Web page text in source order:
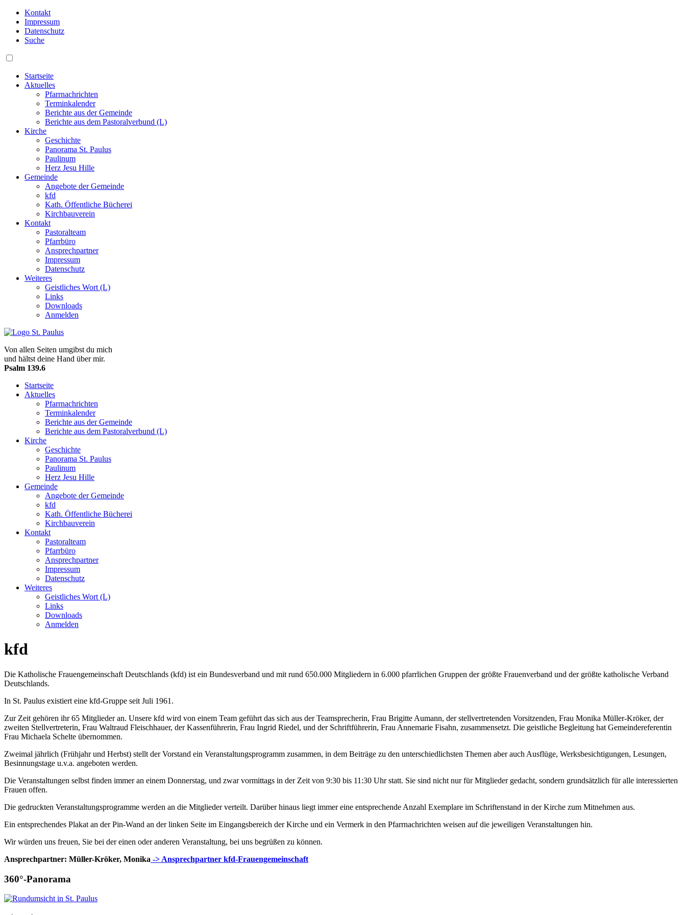
Kontakt
Impressum
Datenschutz
Suche
Startseite
Aktuelles
Pfarrnachrichten
Terminkalender
Berichte aus der Gemeinde
Berichte aus dem Pastoralverbund (L)
Kirche
Geschichte
Panorama St. Paulus
Paulinum
Herz Jesu Hille
Gemeinde
Angebote der Gemeinde
kfd
Kath. Öffentliche Bücherei
Kirchbauverein
Kontakt
Pastoralteam
Pfarrbüro
Ansprechpartner
Impressum
Datenschutz
Weiteres
Geistliches Wort (L)
Links
Downloads
Anmelden
Von allen Seiten umgibst du mich
und hältst deine Hand über mir.
Psalm 139.6
Startseite
Aktuelles
Pfarrnachrichten
Terminkalender
Berichte aus der Gemeinde
Berichte aus dem Pastoralverbund (L)
Kirche
Geschichte
Panorama St. Paulus
Paulinum
Herz Jesu Hille
Gemeinde
Angebote der Gemeinde
kfd
Kath. Öffentliche Bücherei
Kirchbauverein
Kontakt
Pastoralteam
Pfarrbüro
Ansprechpartner
Impressum
Datenschutz
Weiteres
Geistliches Wort (L)
Links
Downloads
Anmelden
kfd
Die Katholische Frauengemeinschaft Deutschlands (kfd) ist ein Bundesverband und mit rund 650.000 Mitgliedern in 6.000 pfarrlichen Gruppen der größte Frauenverband und der größte katholische Verband
Deutschlands.
In St. Paulus existiert eine kfd-Gruppe seit Juli 1961.
Zur Zeit gehören ihr 65 Mitglieder an. Unsere kfd wird von einem Team geführt das sich aus der Teamsprecherin, Frau Brigitte Aumann, der stellvertretenden Vorsitzenden, Frau Monika Müller-Kröker, der
zweiten Stellvertreterin, Frau Waltraud Fleischhauer, der Kassenführerin, Frau Ingrid Riedel, und der Schriftführerin, Frau Annemarie Fisahn, zusammensetzt. Die geistliche Begleitung hat Gemeindereferentin
Frau Michaela Schelte übernommen.
Zweimal jährlich (Frühjahr und Herbst) stellt der Vorstand ein Veranstaltungsprogramm zusammen, in dem Beiträge zu den unterschiedlichsten Themen aber auch Ausflüge, Werksbesichtigungen, Lesungen,
Besinnungstage u.v.a. angeboten werden.
Die Veranstaltungen selbst finden immer an einem Donnerstag, und zwar vormittags in der Zeit von 9:30 bis 11:30 Uhr statt. Sie sind nicht nur für Mitglieder gedacht, sondern grundsätzlich für alle interessierten
Frauen offen.
Die gedruckten Veranstaltungsprogramme werden an die Mitglieder verteilt. Darüber hinaus liegt immer eine entsprechende Anzahl Exemplare im Schriftenstand in der Kirche zum Mitnehmen aus.
Ein entsprechendes Plakat an der Pin-Wand an der linken Seite im Eingangsbereich der Kirche und ein Vermerk in den Pfarrnachrichten weisen auf die jeweiligen Veranstaltungen hin.
Wir würden uns freuen, Sie bei der einen oder anderen Veranstaltung, bei uns begrüßen zu können.
Ansprechpartner: Müller-Kröker, Monika -> Ansprechpartner kfd-Frauengemeinschaft
360°-Panorama